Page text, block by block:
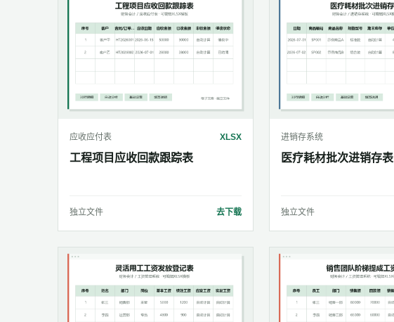
应收应付表 XLSX
工程项目应收回款跟踪表
独立文件 去下载
进销存系统
医疗耗材批次进销存表
独立文件